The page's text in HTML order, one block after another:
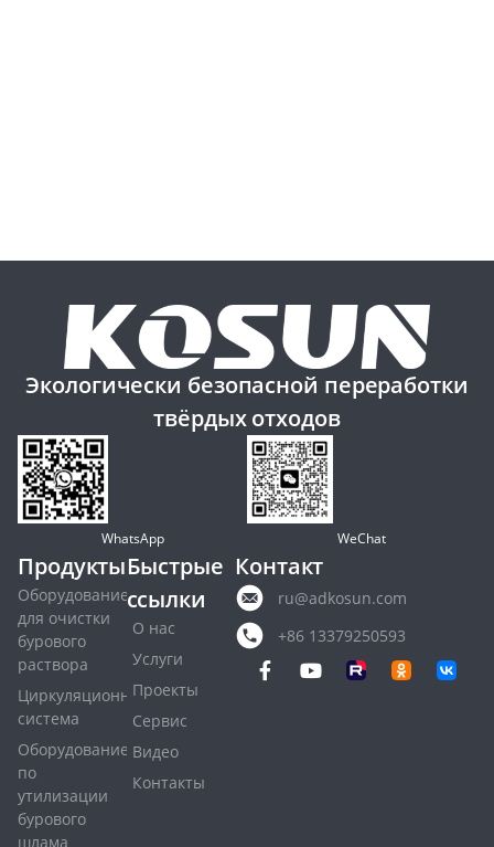
Экологически безопасной переработки
твёрдых отходов
WhatsApp WeChat
Продукты
Оборудование
для очистки
бурового
раствора
Циркуляционная
система
Оборудование
по
утилизации
бурового
шлама
Быстрые
ссылки
О нас
Услуги
Проекты
Сервис
Видео
Контакты
Контакт
ru@adkosun.com
+86 13379250593